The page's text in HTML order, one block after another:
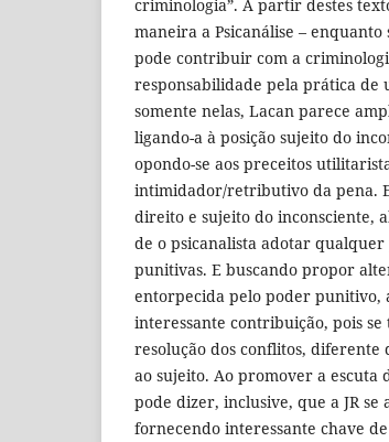
criminologia”. A partir destes
maneira a Psicanálise –
pode contribuir com a
responsabilidade pela prática de
somente nelas, Lacan parece
ligando-a à posição sujeito do
opondo-se aos preceitos
intimidador/retributivo da pena.
direito e sujeito do inconsciente,
de o psicanalista adotar
punitivas. E buscando propor
entorpecida pelo poder punitivo,
interessante contribuição, pois
resolução dos conflitos,
ao sujeito. Ao promover a escuta
pode dizer, inclusive, que a JR
fornecendo interessante chave